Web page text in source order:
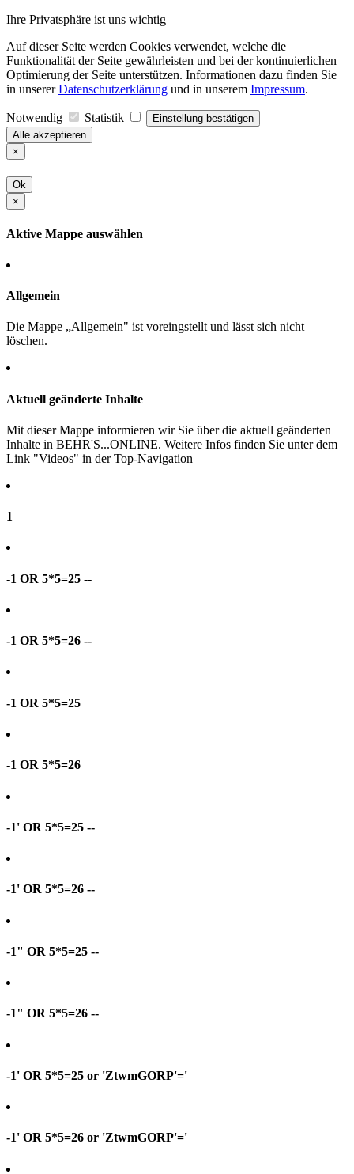
Ihre Privatsphäre ist uns wichtig
Auf dieser Seite werden Cookies verwendet, welche die
Funktionalität der Seite gewährleisten und bei der kontinuierlichen
Optimierung der Seite unterstützen. Informationen dazu finden Sie
in unsererDatenschutzerklärung und in unserem Impressum.
Notwendig Statistik
Einstellung bestätigen
Alle akzeptieren
×
Ok
×
Aktive Mappe auswählen
Allgemein
Die Mappe „Allgemein" ist voreingstellt und lässt sich nicht
löschen.
Aktuell geänderte Inhalte
Mit dieser Mappe informieren wir Sie über die aktuell geänderten
Inhalte in BEHR'S...ONLINE. Weitere Infos finden Sie unter dem
Link "Videos" in der Top-Navigation
1
-1 OR 5*5=25 --
-1 OR 5*5=26 --
-1 OR 5*5=25
-1 OR 5*5=26
-1' OR 5*5=25 --
-1' OR 5*5=26 --
-1" OR 5*5=25 --
-1" OR 5*5=26 --
-1' OR 5*5=25 or 'ZtwmGORP'='
-1' OR 5*5=26 or 'ZtwmGORP'='